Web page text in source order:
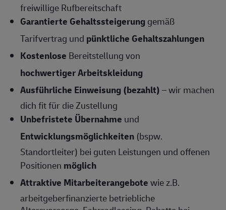
freiwillige Rufbereitschaft
Garantierte Gehaltssteigerunggemäß
Tarifvertrag und pünktliche Gehaltszahlungen
Kostenlose Bereitstellung von
hochwertiger Arbeitskleidung
Ausführliche Einweisung (bezahlt)– wir machen
dich fit für die Zustellung
Unbefristete Übernahme und
Entwicklungsmöglichkeiten (bspw.
Standortleiter) bei guten Leistungen und offenen
Positionen möglich
Attraktive Mitarbeiterangebotewie z.B.
arbeitgeberfinanzierte betriebliche